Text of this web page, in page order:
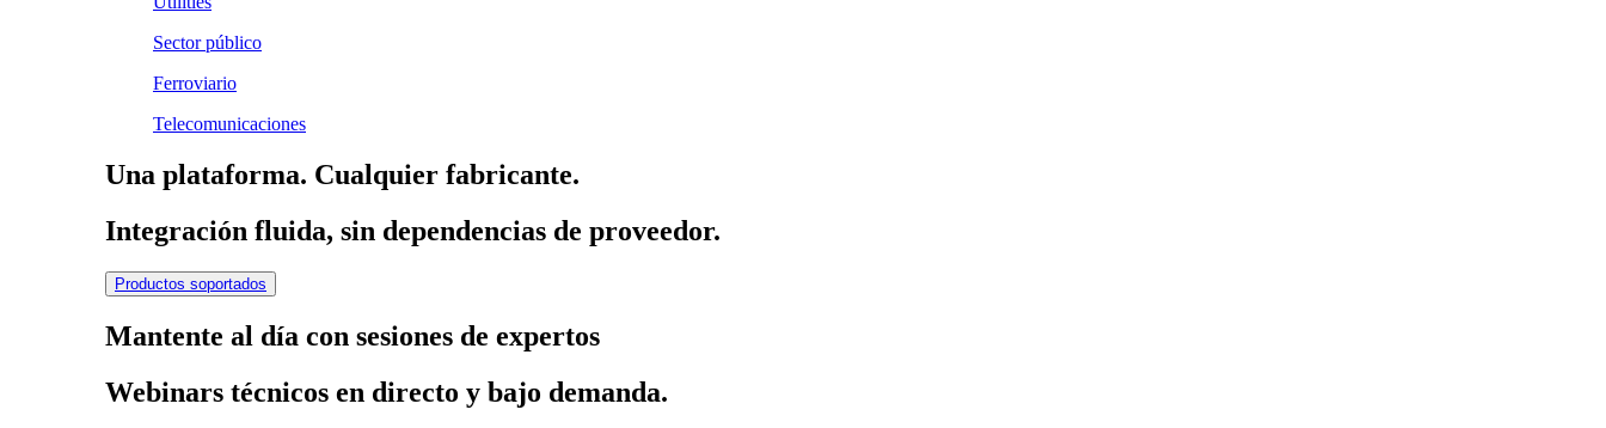
Sector público
Ferroviario
Telecomunicaciones
Una plataforma. Cualquier fabricante.
Integración fluida, sin dependencias de proveedor.
Productos soportados
Mantente al día con sesiones de expertos
Webinars técnicos en directo y bajo demanda.